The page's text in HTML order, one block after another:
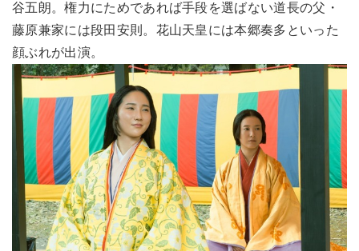
谷五朗。権力にためであれば手段を選ばない道長の父・
藤原兼家には段田安則。花山天皇には本郷奏多といった
顔ぶれが出演。